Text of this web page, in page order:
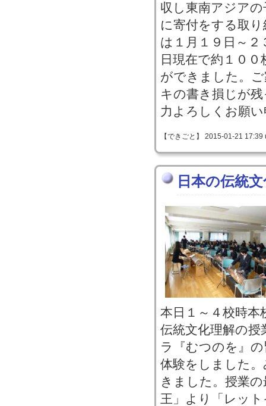
収し東南アジア
に寄付をする取
は１月１９日～
日現在で約１０
ができました。
キの書き損じが
力よろしくお願
【できごと】 2015-01-21
日本の伝統
本日１～４校時本
伝統文化理解の
ラ『むつのを』
体験をしました
きました。授業
王」より「レッ